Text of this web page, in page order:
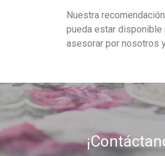
Nuestra
pueda estar disponible
asesorar por nosotros